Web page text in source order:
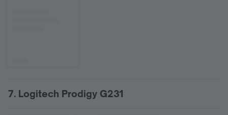
7. Logitech Prodigy G231